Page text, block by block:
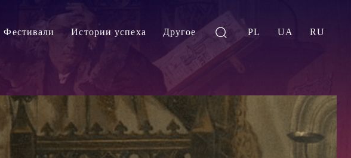
Фестивали Истории успеха Другое PL UA RU